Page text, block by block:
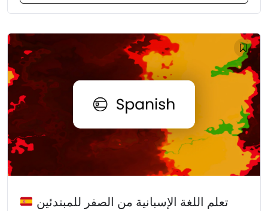
تعلم اللغة الإسبانية من الصفر للمبتدئين